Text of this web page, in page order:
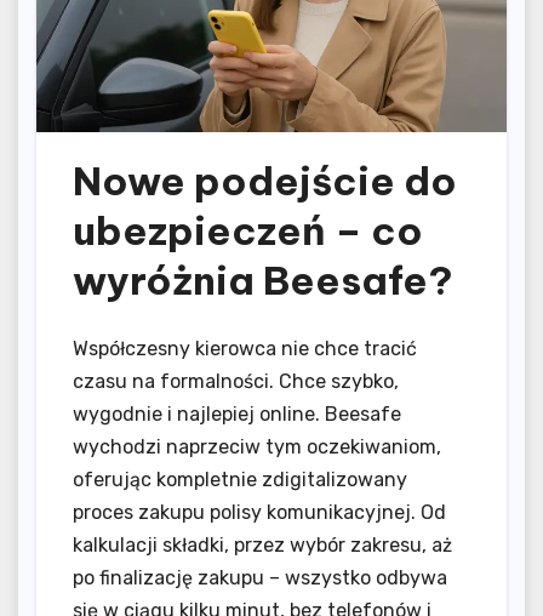
Nowe podejście do
ubezpieczeń – co
wyróżnia Beesafe?
Współczesny kierowca nie chce tracić
czasu na formalności. Chce szybko,
wygodnie i najlepiej online. Beesafe
wychodzi naprzeciw tym oczekiwaniom,
oferując kompletnie zdigitalizowany
proces zakupu polisy komunikacyjnej. Od
kalkulacji składki, przez wybór zakresu, aż
po finalizację zakupu – wszystko odbywa
się w ciągu kilku minut, bez telefonów i